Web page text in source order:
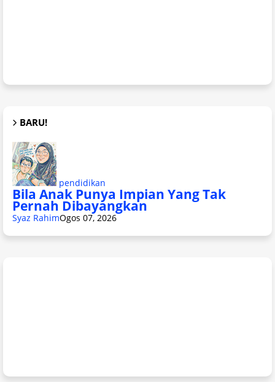
BARU!
pendidikan
Bila Anak Punya Impian Yang Tak
Pernah Dibayangkan
Syaz RahimOgos 07, 2026